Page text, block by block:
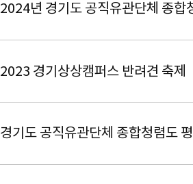
2024년 경기도 공직유관단체 종합
2023 경기상상캠퍼스 반려견 축제
경기도 공직유관단체 종합청렴도